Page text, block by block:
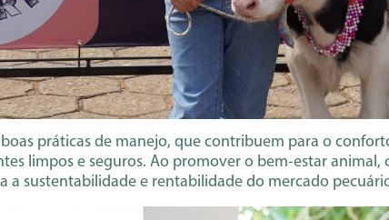
práticas de manejo, que contribuem para o
limpos e seguros. Ao promover o bem-estar
a sustentabilidade e rentabilidade do mercado